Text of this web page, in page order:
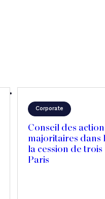
Corporate
Conseil des
majoritaires dans
la cession de trois
Paris